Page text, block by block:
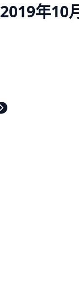
2019年10